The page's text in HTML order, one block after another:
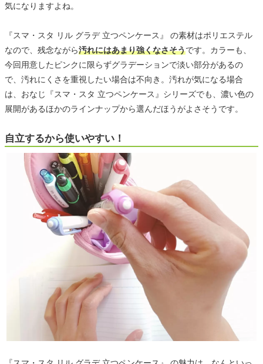
気になりますよね。
『スマ・スタ リル グラデ 立つペンケース』 の素材はポリエステル
なので、残念ながら汚れにはあまり強くなさそうです。カラーも、
今回用意したピンクに限らずグラデーションで淡い部分があるの
で、汚れにくさを重視したい場合は不向き。汚れが気になる場合
は、おなじ『スマ・スタ 立つペンケース』シリーズでも、濃い色の
展開があるほかのラインナップから選んだほうがよさそうです。
自立するから使いやすい！